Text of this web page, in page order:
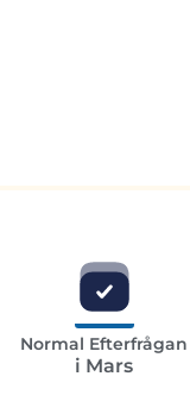
Normal Efterfrågan
i Mars